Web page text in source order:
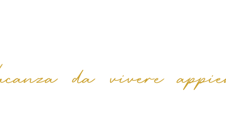
da vivere